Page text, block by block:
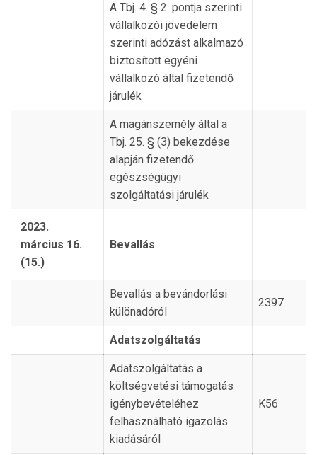
A Tbj. 4. § 2. pontja szerinti
vállalkozói jövedelem
szerinti adózást alkalmazó
biztosított egyéni
vállalkozó által fizetendő
járulék
A magánszemély által a
Tbj. 25. § (3) bekezdése
alapján fizetendő
egészségügyi
szolgáltatási járulék
2023.
március 16.
(15.)
Bevallás
Bevallás a bevándorlási
különadóról
2397
Adatszolgáltatás
Adatszolgáltatás a
költségvetési támogatás
igénybevételéhez
felhasználható igazolás
kiadásáról
K56